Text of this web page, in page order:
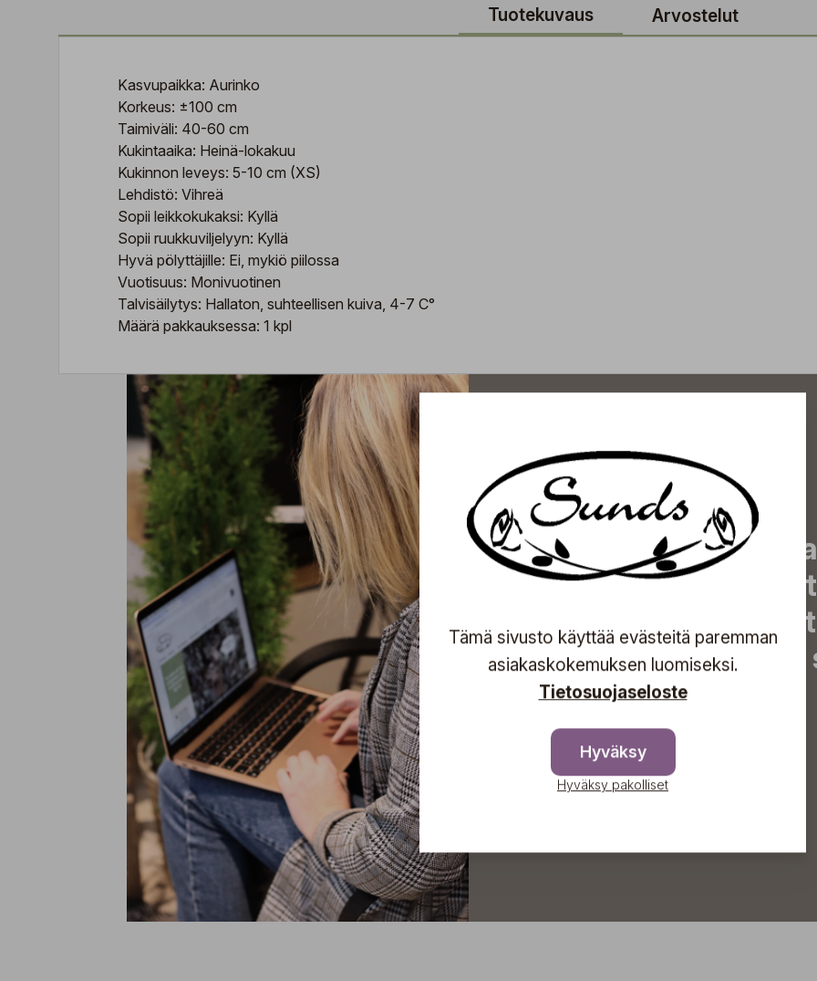
Tuotekuvaus Arvostelut
Kasvupaikka: Aurinko
Korkeus: ±100 cm
Taimiväli: 40-60 cm
Kukintaaika: Heinä-lokakuu
Kukinnon leveys: 5-10 cm (XS)
Lehdistö: Vihreä
Sopii leikkokukaksi: Kyllä
Sopii ruukkuviljelyyn: Kyllä
Hyvä pölyttäjille: Ei, mykiö piilossa
Vuotisuus: Monivuotinen
Talvisäilytys: Hallaton, suhteellisen kuiva, 4-7 C°
Määrä pakkauksessa: 1 kpl
Tilaa uutiskirjeemme
uutiset, eksklusiiviset
inspiroivat vinkit sekä
tapahtumista suoraan
Tämä sivusto käyttää evästeitä paremman
asiakaskokemuksen luomiseksi.
Tietosuojaseloste
Hyväksy
Hyväksy pakolliset